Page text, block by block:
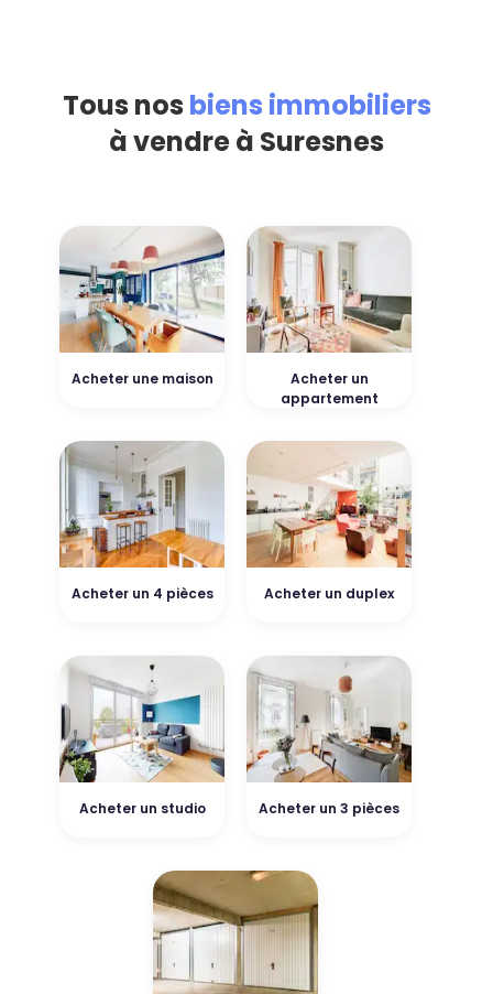
Tous nos biens immobiliers
à vendre à Suresnes
Acheter une maison
Acheter un
appartement
Acheter un 4 pièces Acheter un duplex
Acheter un studio Acheter un 3 pièces